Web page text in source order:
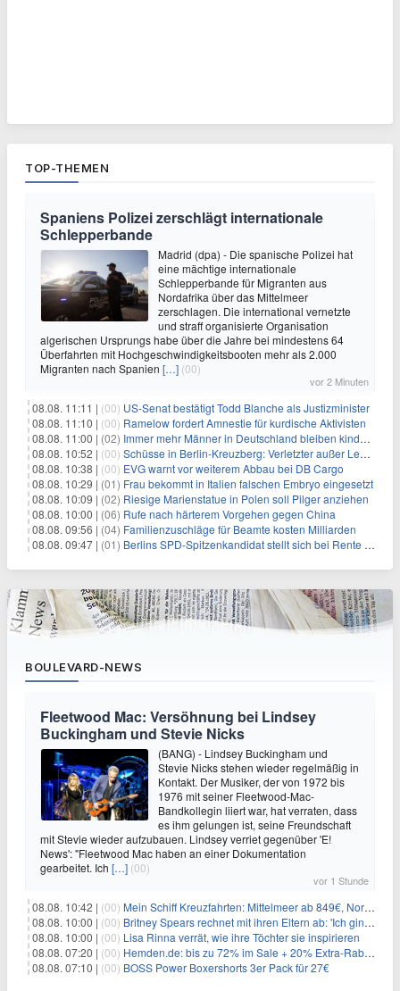
TOP-THEMEN
Spaniens Polizei zerschlägt internationale
Schlepperbande
Madrid (dpa) - Die spanische Polizei hat
eine mächtige internationale
Schlepperbande für Migranten aus
Nordafrika über das Mittelmeer
zerschlagen. Die international vernetzte
und straff organisierte Organisation
algerischen Ursprungs habe über die Jahre bei mindestens 64
Überfahrten mit Hochgeschwindigkeitsbooten mehr als 2.000
Migranten nach Spanien […] (00)
vor 2 Minuten
08.08. 11:11 | (00) US-Senat bestätigt Todd Blanche als Justizminister
08.08. 11:10 | (00) Ramelow fordert Amnestie für kurdische Aktivisten
08.08. 11:00 | (02) Immer mehr Männer in Deutschland bleiben kinderlos
08.08. 10:52 | (00) Schüsse in Berlin-Kreuzberg: Verletzter außer Lebensgefahr
08.08. 10:38 | (00) EVG warnt vor weiterem Abbau bei DB Cargo
08.08. 10:29 | (01) Frau bekommt in Italien falschen Embryo eingesetzt
08.08. 10:09 | (02) Riesige Marienstatue in Polen soll Pilger anziehen
08.08. 10:00 | (06) Rufe nach härterem Vorgehen gegen China
08.08. 09:56 | (04) Familienzuschläge für Beamte kosten Milliarden
08.08. 09:47 | (01) Berlins SPD-Spitzenkandidat stellt sich bei Rente mit 63 quer
BOULEVARD-NEWS
Fleetwood Mac: Versöhnung bei Lindsey
Buckingham und Stevie Nicks
(BANG) - Lindsey Buckingham und
Stevie Nicks stehen wieder regelmäßig in
Kontakt. Der Musiker, der von 1972 bis
1976 mit seiner Fleetwood-Mac-
Bandkollegin liiert war, hat verraten, dass
es ihm gelungen ist, seine Freundschaft
mit Stevie wieder aufzubauen. Lindsey verriet gegenüber 'E!
News': "Fleetwood Mac haben an einer Dokumentation
gearbeitet. Ich […] (00)
vor 1 Stunde
08.08. 10:42 | (00) Mein Schiff Kreuzfahrten: Mittelmeer ab 849€, Norwegen ab 999€ p.P.
08.08. 10:00 | (00) Britney Spears rechnet mit ihren Eltern ab: 'Ich ging zwei Monate lang auf die Knie und weinte'
08.08. 10:00 | (00) Lisa Rinna verrät, wie ihre Töchter sie inspirieren
08.08. 07:20 | (00) Hemden.de: bis zu 72% im Sale + 20% Extra-Rabatt dank Gutschein
08.08. 07:10 | (00) BOSS Power Boxershorts 3er Pack für 27€